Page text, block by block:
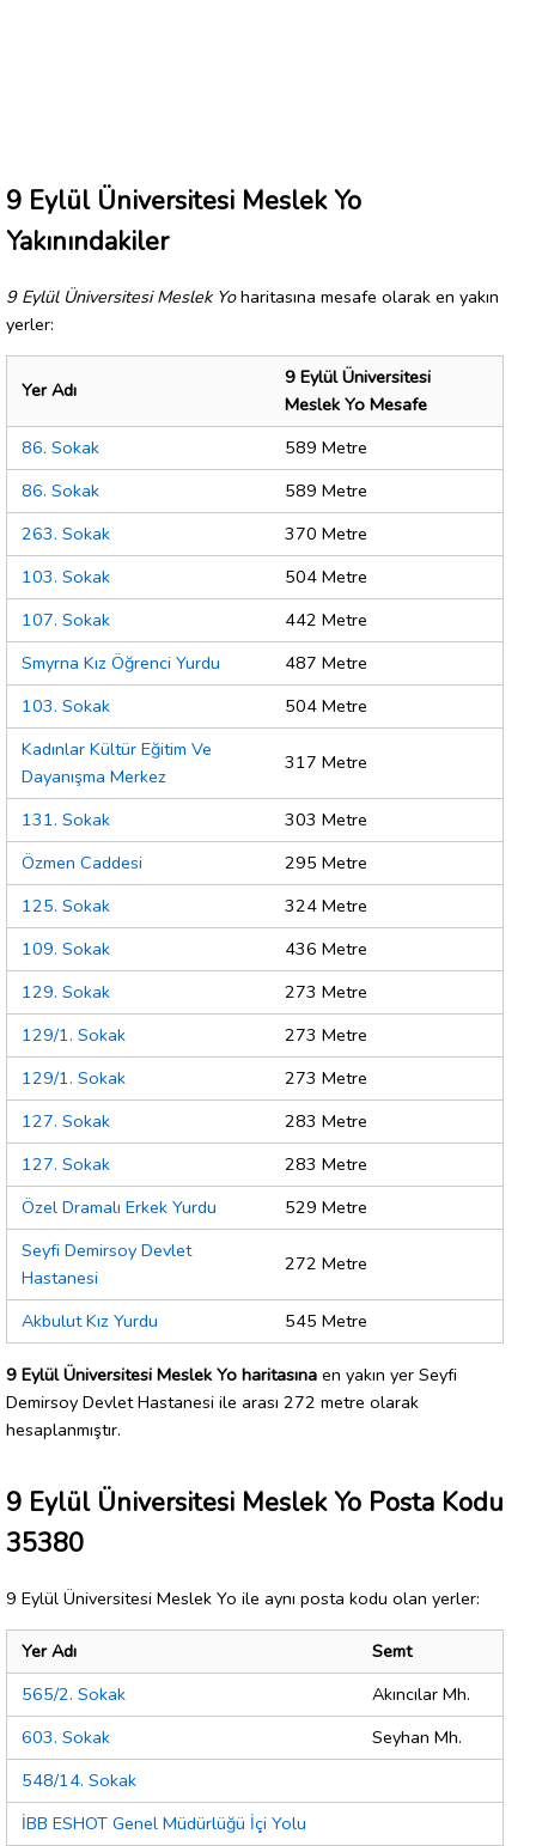
9 Eylül Üniversitesi Meslek Yo
Yakınındakiler
9 Eylül Üniversitesi Meslek Yoharitasına mesafe olarak en yakın
yerler:
Yer Adı
9 Eylül Üniversitesi
Meslek Yo Mesafe
86. Sokak
589 Metre
86. Sokak
589 Metre
263. Sokak
370 Metre
103. Sokak
504 Metre
107. Sokak
442 Metre
Smyrna Kız Öğrenci Yurdu
487 Metre
103. Sokak
504 Metre
Kadınlar Kültür Eğitim Ve
Dayanışma Merkez
317 Metre
131. Sokak
303 Metre
Özmen Caddesi
295 Metre
125. Sokak
324 Metre
109. Sokak
436 Metre
129. Sokak
273 Metre
129/1. Sokak
273 Metre
129/1. Sokak
273 Metre
127. Sokak
283 Metre
127. Sokak
283 Metre
Özel Dramalı Erkek Yurdu
529 Metre
Seyfi Demirsoy Devlet
Hastanesi
272 Metre
Akbulut Kız Yurdu 545 Metre
9 Eylül Üniversitesi Meslek Yo haritasına en yakın yer Seyfi
Demirsoy Devlet Hastanesi ile arası 272 metre olarak
hesaplanmıştır.
9 Eylül Üniversitesi Meslek Yo Posta Kodu
35380
9 Eylül Üniversitesi Meslek Yo ile aynı posta kodu olan yerler:
Yer Adı
Semt
565/2. Sokak
Akıncılar Mh.
603. Sokak
Seyhan Mh.
548/14. Sokak
İBB ESHOT Genel Müdürlüğü İçi Yolu